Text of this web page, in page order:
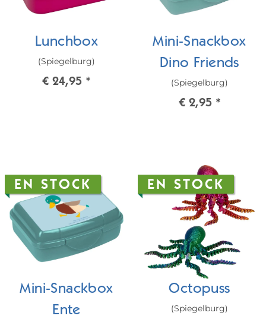
Lunchbox
(Spiegelburg)
€ 24,95 *
Mini-Snackbox
Dino Friends
(Spiegelburg)
€ 2,95 *
EN STOCK
Mini-Snackbox
Ente
EN STOCK
Octopuss
(Spiegelburg)